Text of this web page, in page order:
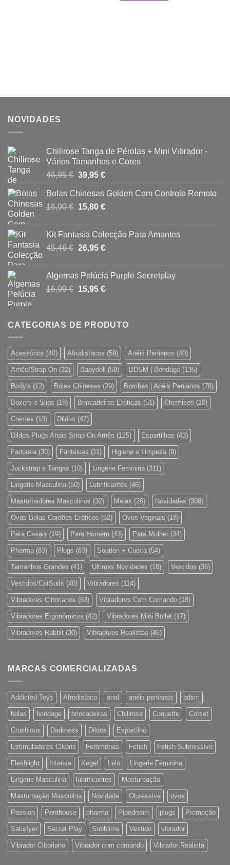
NOVIDADES
Chilirose Tanga de Pérolas + Mini Vibrador -
Vários Tamanhos e Cores
46,95€ O
original
era:
39,95 €O
atual
é:
Bolas Chinesas Golden Com Controlo Remoto
16,90€ O
era:
16,90 €.
15,80 €O
é:
15,80 €.
Kit Fantasia Colecção Para Amantes
45,46€ O
era:
45,46 €.
26,95 €O
é:
26,95 €.
Algemas Pelúcia Purple Secretplay
16,99€ O
era:
15,95 €O
é:
CATEGORIAS DE PRODUTO
Acessórios (40) Afrodisíacos (59) Anéis Penianos (40)
Arnês/Strap On (22) Babydoll (59) BDSM | Bondage (135)
Body's (12) Bolas Chinesas (29) Bombas | Anéis Penianos (78)
Boxers e Slips (18) Brincadeiras Eróticas (51) Chemises (10)
Cremes (13) Dildos (47)
Dildos Plugs Anais Strap-On Arnês (125) Espartilhos (43)
Fantasia (30) Fantasias (11) Higiene e Limpeza (9)
Jockstrap e Tangas (10) Lingerie Feminina (311)
Lingerie Masculina (50) Lubrificantes (46)
Masturbadores Masculinos (32) Meias (26) Novidades (308)
Ovos Bolas Cordões Eróticos (52) Ovos Vaginais (18)
Para Casais (19) Para Homem (43) Para Mulher (34)
Pharma (83) Plugs (63) Soutien + Cueca (54)
Tamanhos Grandes (41) Ultimas Novidades (18) Vestidos (36)
Vestidos/CatSuits (40) Vibradores (114)
Vibradores Clitorianos (63) Vibradores Com Comando (18)
Vibradores Ergonómicos (42) Vibradores Mini Bullet (17)
Vibradores Rabbit (30) Vibradores Realistas (46)
MARCAS COMERCIALIZADAS
Addicted Toys Afrodisíaco anal anéis penianos bdsm
bolas bondage brincadeiras Chilirose Coquette Corset
Crushious Darkness Dildos Espartilho
Estimuladores Clitóris Feromonas Fetish Fetish Submissive
Fleshlight Intense Kegel Lelo Lingerie Feminina
Lingerie Masculina lubrificantes Masturbação
Masturbação Masculina Novidade Obsessive ovos
Passion Penthouse pharma Pipedream plugs Promoção
Satisfyer Secret Play Subblime Vestido vibrador
Vibrador Clitoriano Vibrador com comando Vibrador Realista